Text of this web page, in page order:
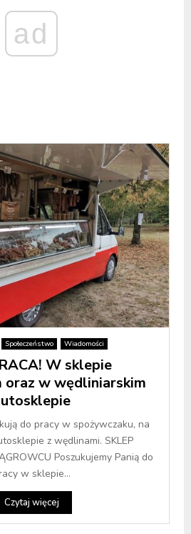
ad
Społeczeństwo Wiadomości
W sklepie
oraz w wędliniarskim
do pracy w spożywczaku, na
z wędlinami. SKLEP
Poszukujemy Panią do
w sklepie...
Czytaj więcej